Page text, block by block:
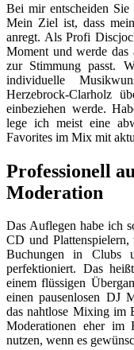
Bei mir entscheiden
Mein Ziel ist, dass
anregt. Als Profi
Moment und werde
zur Stimmung passt.
individuelle
Herzebrock-Clarholz
einbeziehen werde.
lege ich meist eine
Favorites im Mix mit
Professionell
Moderation
Das Auflegen habe ich
CD und
Buchungen in Clubs
perfektioniert. Das
einem flüssigen
einen pausenlosen DJ
das nahtlose Mixing im
Moderationen eher
nutzen, wenn es